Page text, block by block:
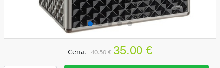
Cena: 40.50 € 35.00 €